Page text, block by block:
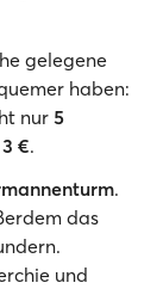
gelegene
haben:
nur 5
3 €.
.
das
und